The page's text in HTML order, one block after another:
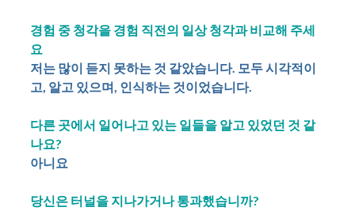
경험 중 청각을 경험 직전의 일상 청각과 비교해 주세
요
저는 많이 듣지 못하는 것 같았습니다. 모두 시각적이
고, 알고 있으며, 인식하는 것이었습니다.
다른 곳에서 일어나고 있는 일들을 알고 있었던 것 같
나요?
아니요
당신은 터널을 지나가거나 통과했습니까?